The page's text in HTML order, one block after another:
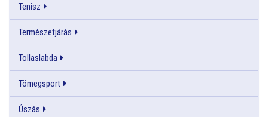
Tenisz
Természetjárás
Tollaslabda
Tömegsport
Úszás